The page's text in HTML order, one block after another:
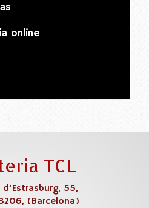
online
TCL
d'Estrasburg, 55,
, (Barcelona)